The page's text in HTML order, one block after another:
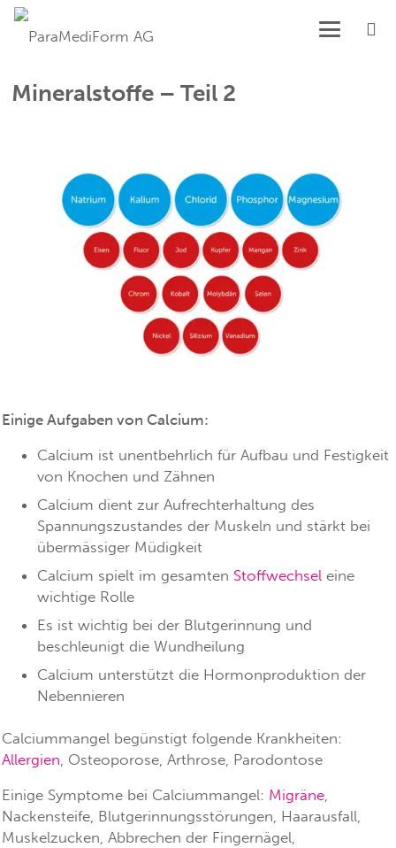
Mineralstoffe – Teil 2
Einige Aufgaben von Calcium:
Calcium ist unentbehrlich für Aufbau und Festigkeit
von Knochen und Zähnen
Calcium dient zur Aufrechterhaltung des
Spannungszustandes der Muskeln und stärkt bei
übermässiger Müdigkeit
Calcium spielt im gesamten Stoffwechsel eine
wichtige Rolle
Es ist wichtig bei der Blutgerinnung und
beschleunigt die Wundheilung
Calcium unterstützt die Hormonproduktion der
Nebennieren
Calciummangel begünstigt folgende Krankheiten:
Allergien , Osteoporose, Arthrose, Parodontose
Einige Symptome bei Calciummangel: Migräne,
Nackensteife, Blutgerinnungsstörungen, Haarausfall,
Muskelzucken, Abbrechen der Fingernägel,